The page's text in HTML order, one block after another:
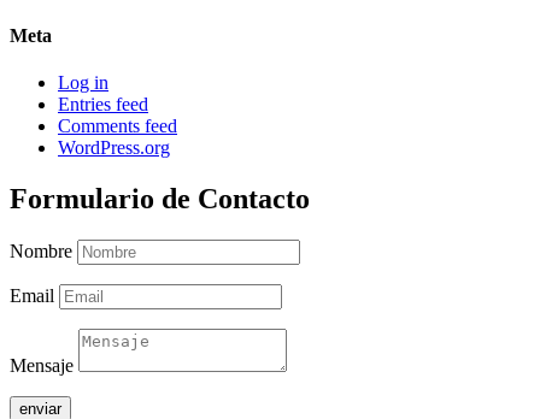
Meta
Log in
Entries feed
Comments feed
WordPress.org
Formulario de Contacto
Nombre
Email
Mensaje
enviar